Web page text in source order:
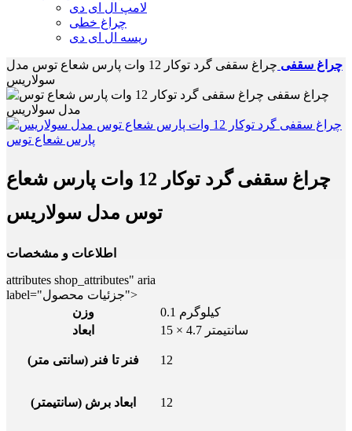
لامپ ال ای دی
چراغ خطی
ریسه ال ای دی
چراغ سقفی
چراغ سقفی گرد توکار 12 وات پارس شعاع توس مدل
سولاریس
چراغ سقفی گرد توکار 12 وات پارس شعاع
توس مدل سولاریس
اطلاعات و مشخصات
attributes shop_attributes" aria
label="جزئیات محصول">
وزن
0.1 کیلوگرم
ابعاد
15 × 4.7 سانتیمتر
فنر تا فنر (سانتی متر) 12
ابعاد برش (سانتیمتر) 12